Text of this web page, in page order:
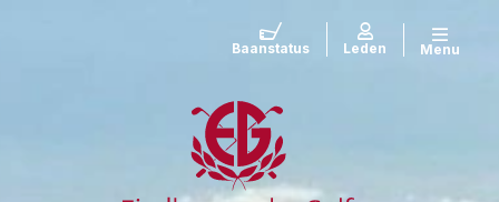
Baanstatus Leden Menu